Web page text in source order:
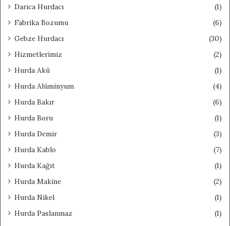
Darıca Hurdacı
(1)
Fabrika Bozumu
(6)
Gebze Hurdacı
(30)
Hizmetlerimiz
(2)
Hurda Akü
(1)
Hurda Alüminyum
(4)
Hurda Bakır
(6)
Hurda Boru
(1)
Hurda Demir
(3)
Hurda Kablo
(7)
Hurda Kağıt
(1)
Hurda Makine
(2)
Hurda Nikel
(1)
Hurda Paslanmaz
(1)